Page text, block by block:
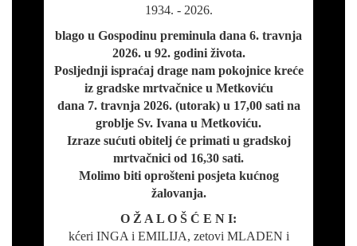
1934. - 2026.
blago u Gospodinu preminula dana 6. travnja
2026. u 92. godini života.
Posljednji ispraćaj drage nam pokojnice kreće
iz gradske mrtvačnice u Metkoviću
dana 7. travnja 2026. (utorak) u 17,00 sati na
groblje Sv. Ivana u Metkoviću.
Izraze sućuti obitelj će primati u gradskoj
mrtvačnici od 16,30 sati.
Molimo biti oprošteni posjeta kućnog
žalovanja.
O Ž A L O Š Ć E N I:
kćeri INGA i EMILIJA, zetovi MLADEN i